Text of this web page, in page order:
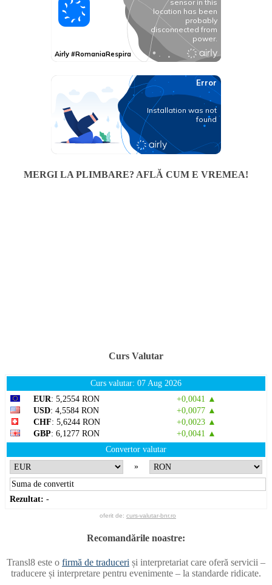
MERGI LA PLIMBARE? AFLĂ CUM E VREMEA!
Curs Valutar
Curs valutar: 07 Aug 2026
EUR: 5,2554 RON
+0,0041 ▲
USD: 4,5584 RON
+0,0077 ▲
CHF: 5,6244 RON
+0,0023 ▲
GBP: 6,1277 RON
+0,0041 ▲
Convertor valutar
»
Rezultat: -
oferit de: curs-valutar-bnr.ro
Recomandările noastre:
Transl8 este o firmă de traduceri și interpretariat care oferă servicii –
traducere și interpretare pentru evenimente – la standarde ridicate.